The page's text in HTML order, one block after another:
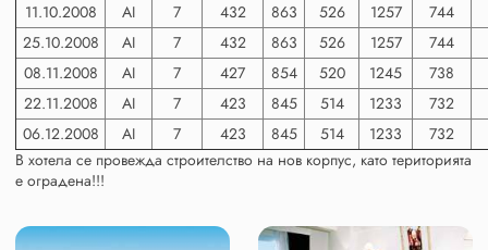
11.10.2008
AI 7 432 863 526 1257
744
25.10.2008
AI 7 432 863 526 1257
744
08.11.2008
AI 7 427 854 520 1245
738
22.11.2008
AI 7 423 845 514 1233
732
06.12.2008
AI 7 423 845 514 1233
732
В хотела се провежда строителство на нов корпус, като територията
е оградена!!!